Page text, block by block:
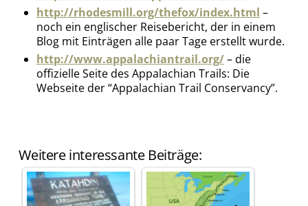
http://rhodesmill.org/thefox/index.html –
noch ein englischer Reisebericht, der in einem
Blog mit Einträgen alle paar Tage erstellt wurde.
http://www.appalachiantrail.org/– die
offizielle Seite des Appalachian Trails: Die
Webseite der “Appalachian Trail Conservancy”.
Weitere interessante Beiträge: